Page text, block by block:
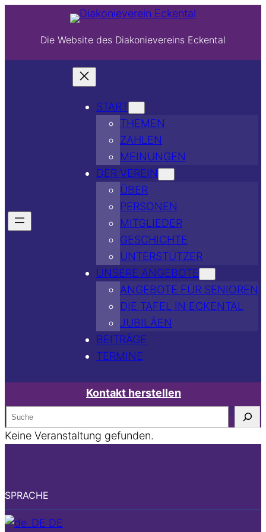
Die Website des Diakonievereins Eckental
START
THEMEN
ZAHLEN
MEINUNGEN
DER VEREIN
ÜBER
PERSONEN
MITGLIEDER
GESCHICHTE
UNTERSTÜTZER
UNSERE ANGEBOTE
ANGEBOTE FÜR SENIOREN
DIE TAFEL IN ECKENTAL
JUBILÄEN
BEITRÄGE
TERMINE
Kontakt herstellen
S
e
a
h
Keine Veranstaltung gefunden.
SPRACHE
DE